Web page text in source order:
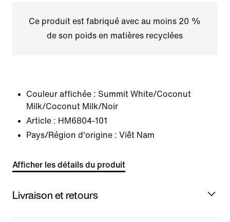
Ce produit est fabriqué avec au moins 20 %
de son poids en matières recyclées
Couleur affichée : Summit White/Coconut
Milk/Coconut Milk/Noir
Article : HM6804-101
Pays/Région d'origine : Viêt Nam
Afficher les détails du produit
Livraison et retours